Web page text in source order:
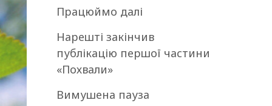
Працюймо далі
Нарешті закінчив
публікацію першої частини
«Похвали»
Вимушена пауза